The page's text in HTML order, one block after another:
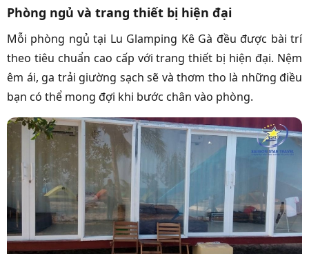
Phòng ngủ và trang thiết bị hiện đại
Mỗi phòng ngủ tại Lu Glamping Kê Gà đều được bài trí
theo tiêu chuẩn cao cấp với trang thiết bị hiện đại. Nệm
êm ái, ga trải giường sạch sẽ và thơm tho là những điều
bạn có thể mong đợi khi bước chân vào phòng.